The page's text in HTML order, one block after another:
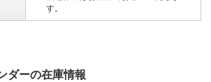
す。
ダーの在庫情報